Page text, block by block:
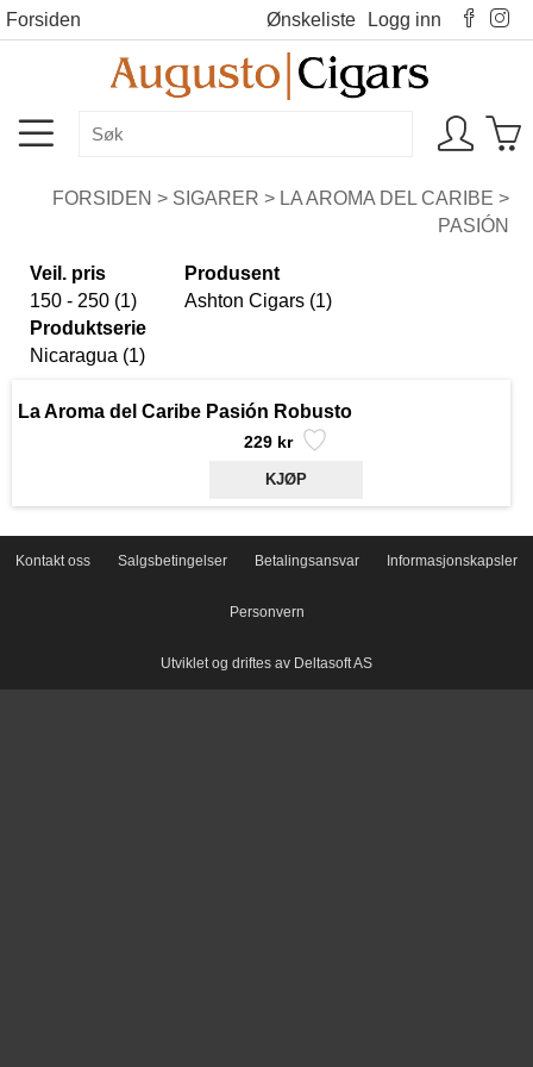
Forsiden Ønskeliste Logg inn
FORSIDEN > SIGARER > LA AROMA DEL CARIBE >
PASIÓN
Veil. pris
150 - 250 (1)
Produsent
Ashton Cigars (1)
Produktserie
Nicaragua (1)
La Aroma del Caribe Pasión Robusto
229 kr
Kontakt oss Salgsbetingelser Betalingsansvar Informasjonskapsler
Personvern
Utviklet og driftes av Deltasoft AS